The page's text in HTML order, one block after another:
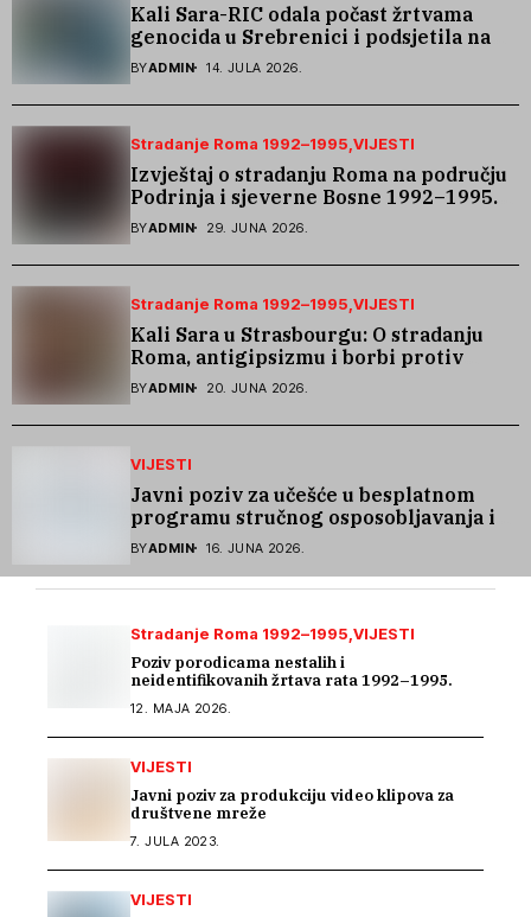
Kali Sara-RIC odala počast žrtvama
genocida u Srebrenici i podsjetila na
stradanje Roma iz Skočića
BYADMIN 14. JULA 2026.
Stradanje Roma 1992–1995 VIJESTI
Izvještaj o stradanju Roma na području
Podrinja i sjeverne Bosne 1992–1995.
godine
BYADMIN 29. JUNA 2026.
Stradanje Roma 1992–1995 VIJESTI
Kali Sara u Strasbourgu: O stradanju
Roma, antigipsizmu i borbi protiv
govora mržnje
BYADMIN 20. JUNA 2026.
VIJESTI
Javni poziv za učešće u besplatnom
programu stručnog osposobljavanja i
podrške pri zapošljavanju
BYADMIN 16. JUNA 2026.
Stradanje Roma 1992–1995 VIJESTI
Poziv porodicama nestalih i
neidentifikovanih žrtava rata 1992–1995.
12. MAJA 2026.
VIJESTI
Javni poziv za produkciju video klipova za
društvene mreže
7. JULA 2023.
VIJESTI